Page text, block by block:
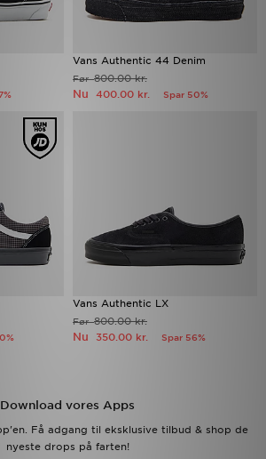
Vans Authentic 44 Denim
Før800.00 kr.
Nu 400.00 kr. Spar 50%
Vans Authentic LX
Før800.00 kr.
Nu 350.00 kr. Spar 56%
Download vores Apps
Få adgang til eksklusive tilbud & shop de
nyeste drops på farten!